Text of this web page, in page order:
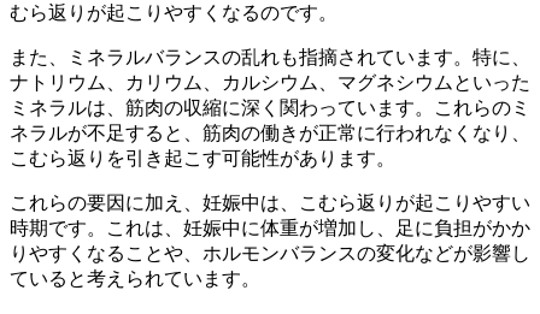
むら返りが起こりやすくなるのです。
また、 ミネラルバランスの乱れも指摘されています。特に、
ナトリウム、カリウム、カルシウム、マグネシウムといった
ミネラルは、筋肉の収縮に深く関わっています。これらのミ
ネラルが不足すると、筋肉の働きが正常に行われなくなり、
こむら返りを引き起こす可能性があります。
これらの要因に加え、 妊娠中は、こむら返りが起こりやすい
時期です。これは、妊娠中に体重が増加し、足に負担がかか
りやすくなることや、ホルモンバランスの変化などが影響し
ていると考えられています。